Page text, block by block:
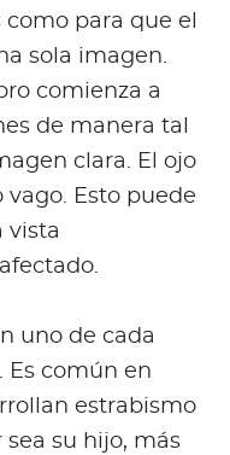
para que el
sola imagen.
comienza a
de manera tal
clara. El ojo
Esto puede
vista
uno de cada
Es común en
estrabismo
su hijo, más